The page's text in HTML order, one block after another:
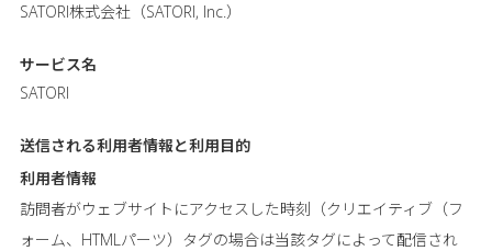
SATORI株式会社（SATORI, Inc.）
サービス名
SATORI
送信される利用者情報と利用目的
利用者情報
訪問者がウェブサイトにアクセスした時刻（クリエイティブ（フ
ォーム、HTMLパーツ）タグの場合は当該タグによって配信され